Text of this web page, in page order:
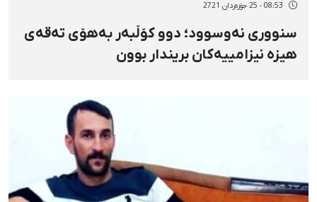
08:53 - 25 جۆزەردان 2721
سنووری نەوسوود؛ دوو کۆڵبەر بەهۆی تەقەی
هیزە نیزامییەکان بریندار بوون